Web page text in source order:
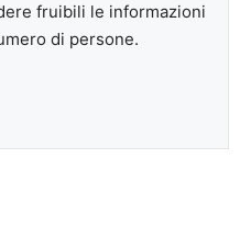
fruibili le informazioni
di persone.